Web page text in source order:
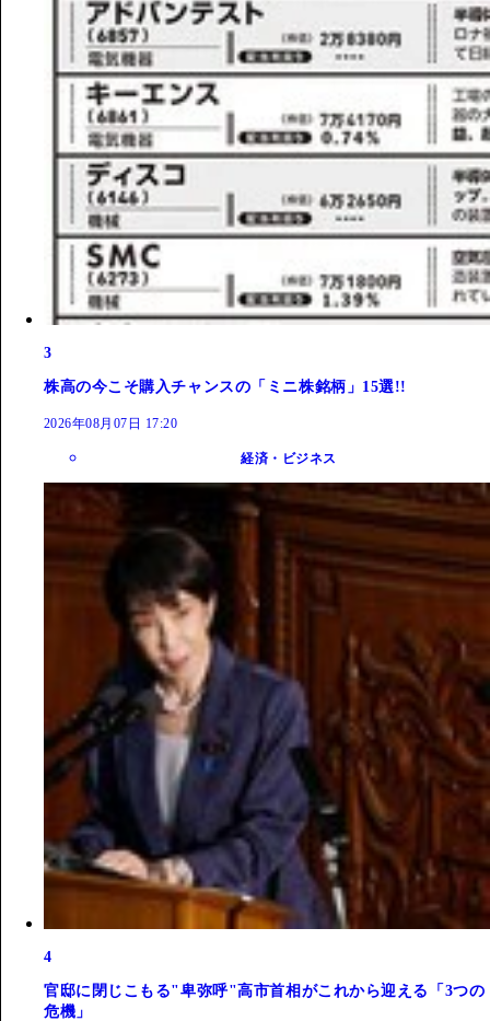
3
株高の今こそ購入チャンスの「ミニ株銘柄」15選!!
2026年08月07日 17:20
経済・ビジネス
4
官邸に閉じこもる"卑弥呼"高市首相がこれから迎える「3つの
危機」